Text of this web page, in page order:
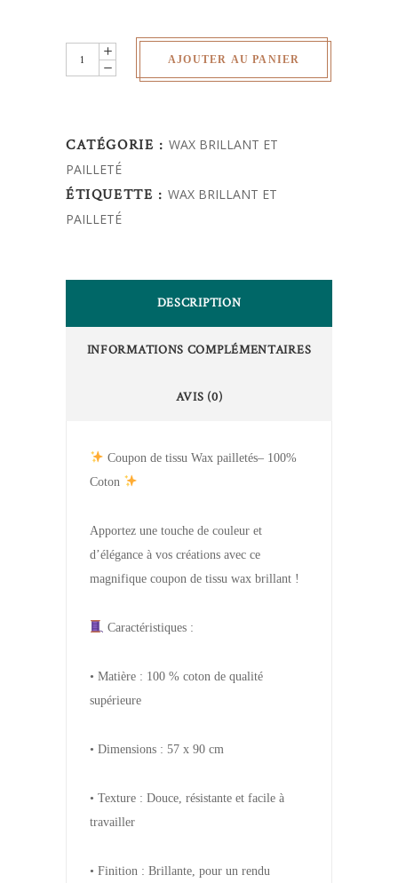
Lot
de
pailletés
quantity
AJOUTER AU PANIER
CATÉGORIE :WAX BRILLANT ET
PAILLETÉ
ÉTIQUETTE :WAX BRILLANT ET
PAILLETÉ
DESCRIPTION
INFORMATIONS COMPLÉMENTAIRES
AVIS (0)
Coupon de tissu Wax pailletés– 100%
Coton
Apportez une touche de couleur et
d’élégance à vos créations avec ce
magnifique coupon de tissu wax brillant !
Caractéristiques :
• Matière : 100 % coton de qualité
supérieure
• Dimensions : 57 x 90 cm
• Texture : Douce, résistante et facile à
travailler
• Finition : Brillante, pour un rendu